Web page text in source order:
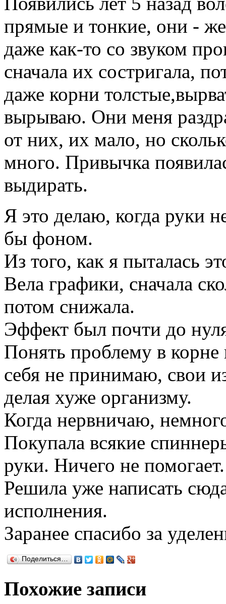
прямые и тонкие, они -
даже как-то со звуком
сначала их состригала,
даже корни
вырываю. Они меня
от них, их мало, но
много. Привычка
выдирать.
Я это делаю, когда руки
бы фоном.
Из того, как я пыталась
Вела графики, сначала
потом снижала.
Эффект был почти до
Понять проблему в
себя не принимаю, свои
делая хуже организму.
Когда нервничаю,
Покупала всякие
руки. Ничего не помогает.
Решила уже написать
исполнения.
Заранее спасибо за
Поделиться…
Похожие записи